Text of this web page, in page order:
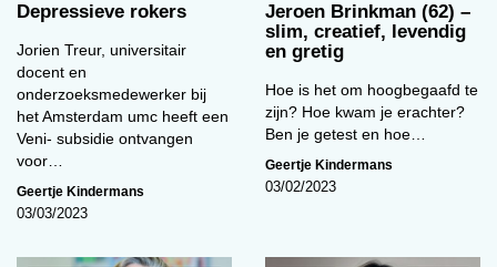
Depressieve rokers
Jorien Treur, universitair
docent en
onderzoeksmedewerker bij
het Amsterdam umc heeft een
Veni- subsidie ontvangen
voor…
Geertje Kindermans
03/03/2023
Jeroen Brinkman (62) –
slim, creatief, levendig
en gretig
Hoe is het om hoogbegaafd te
zijn? Hoe kwam je erachter?
Ben je getest en hoe…
Geertje Kindermans
03/02/2023